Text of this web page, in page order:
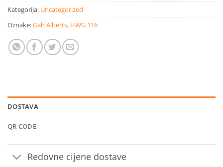
Kategorija: Uncategorized
Oznake:Gah Alberts, HWG 116
DOSTAVA
QR CODE
Redovne cijene dostave